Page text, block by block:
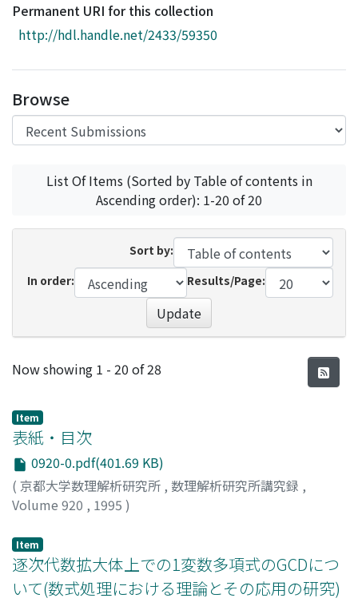
Access Statistics
Permanent URI for this collection
http://hdl.handle.net/2433/59350
Browse
List Of Items (Sorted by Table of contents in
Ascending order): 1-20 of 20
Sort by:
In order:
Results/Page:
Update
Recent Submissions
Now showing 1 - 20 of 28
Item
表紙・目次
0920-0.pdf(401.69 KB)
( 京都大学数理解析研究所 , 数理解析研究所講究録 ,
Volume 920 , 1995 )
Item
逐次代数拡大体上での1変数多項式のGCDにつ
いて(数式処理における理論とその応用の研究)